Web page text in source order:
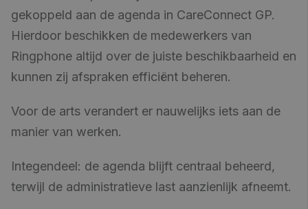
gekoppeld aan de agenda in CareConnect GP.
Hierdoor beschikken de medewerkers van
Ringphone altijd over de juiste beschikbaarheid en
kunnen zij afspraken efficiënt beheren.
Voor de arts verandert er nauwelijks iets aan de
manier van werken.
Integendeel: de agenda blijft centraal beheerd,
terwijl de administratieve last aanzienlijk afneemt.